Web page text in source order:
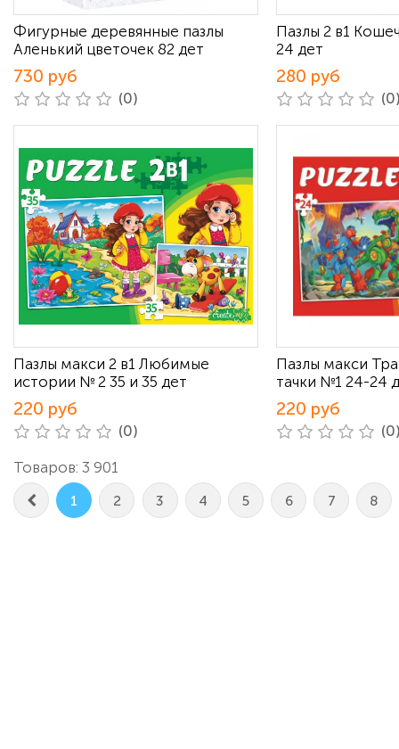
Фигурные деревянные пазлы
Аленький цветочек 82 дет
730 руб
(0)
Пазлы 2 в1
24 дет
280 руб
Пазлы макси 2 в1 Любимые
истории № 2 35 и 35 дет
220 руб
(0)
Пазлы макси
тачки №1 24-24
220 руб
Товаров: 3 901
1 2 3 4 5 6 7 8